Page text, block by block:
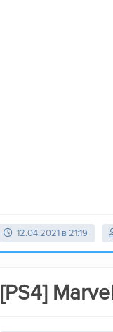
12.04.2021 в 21:19
[PS4]